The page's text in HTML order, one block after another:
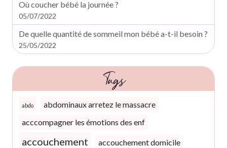
Où coucher bébé la journée ?
05/07/2022
De quelle quantité de sommeil mon bébé a-t-il besoin ?
25/05/2022
Tags
abdo
abdominaux arretez le massacre
acccompagner les émotions des enf
accouchement accouchement domicile